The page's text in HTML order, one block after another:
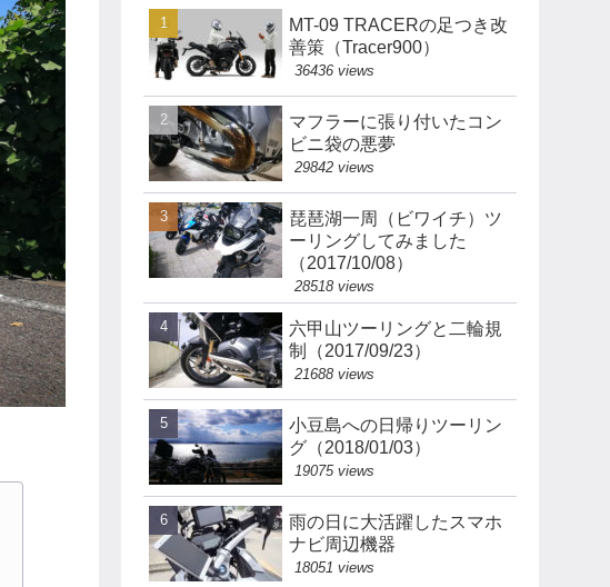
MT-09 TRACERの足つき改
善策（Tracer900）
36436 views
マフラーに張り付いたコン
ビニ袋の悪夢
29842 views
琵琶湖一周（ビワイチ）ツ
ーリングしてみました
（2017/10/08）
28518 views
六甲山ツーリングと二輪規
制（2017/09/23）
21688 views
小豆島への日帰りツーリン
グ（2018/01/03）
19075 views
雨の日に大活躍したスマホ
ナビ周辺機器
18051 views